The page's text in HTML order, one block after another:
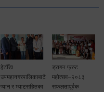
ड्रागन फ्रुट
महोत्सव–२०८३
सफलतापूर्वक
सामाजिक सुरक्षा तथा
घटना दर्ता सम्बन्धी
अन्तरक्रियात्मक